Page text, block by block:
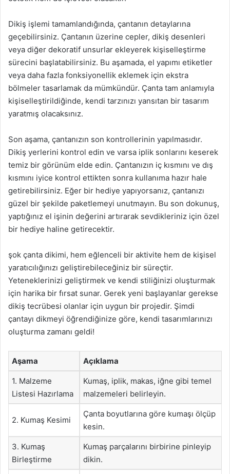
Dikiş işlemi tamamlandığında, çantanın detaylarına
geçebilirsiniz. Çantanın üzerine cepler, dikiş desenleri
veya diğer dekoratif unsurlar ekleyerek kişiselleştirme
sürecini başlatabilirsiniz. Bu aşamada, el yapımı etiketler
veya daha fazla fonksiyonellik eklemek için ekstra
bölmeler tasarlamak da mümkündür. Çanta tam anlamıyla
kişiselleştirildiğinde, kendi tarzınızı yansıtan bir tasarım
yaratmış olacaksınız.
Son aşama, çantanızın son kontrollerinin yapılmasıdır.
Dikiş yerlerini kontrol edin ve varsa iplik sonlarını keserek
temiz bir görünüm elde edin. Çantanızın iç kısmını ve dış
kısmını iyice kontrol ettikten sonra kullanıma hazır hale
getirebilirsiniz. Eğer bir hediye yapıyorsanız, çantanızı
güzel bir şekilde paketlemeyi unutmayın. Bu son dokunuş,
yaptığınız el işinin değerini artırarak sevdikleriniz için özel
bir hediye haline getirecektir.
şok çanta dikimi, hem eğlenceli bir aktivite hem de kişisel
yaratıcılığınızı geliştirebileceğiniz bir süreçtir.
Yeteneklerinizi geliştirmek ve kendi stiliğinizi oluşturmak
için harika bir fırsat sunar. Gerek yeni başlayanlar gerekse
dikiş tecrübesi olanlar için uygun bir projedir. Şimdi
çantayı dikmeyi öğrendiğinize göre, kendi tasarımlarınızı
oluşturma zamanı geldi!
Aşama Açıklama
1. Malzeme
Listesi Hazırlama
Kumaş, iplik, makas, iğne gibi temel
malzemeleri belirleyin.
2. Kumaş Kesimi
Çanta boyutlarına göre kumaşı ölçüp
kesin.
3. Kumaş
Birleştirme
Kumaş parçalarını birbirine pinleyip
dikin.